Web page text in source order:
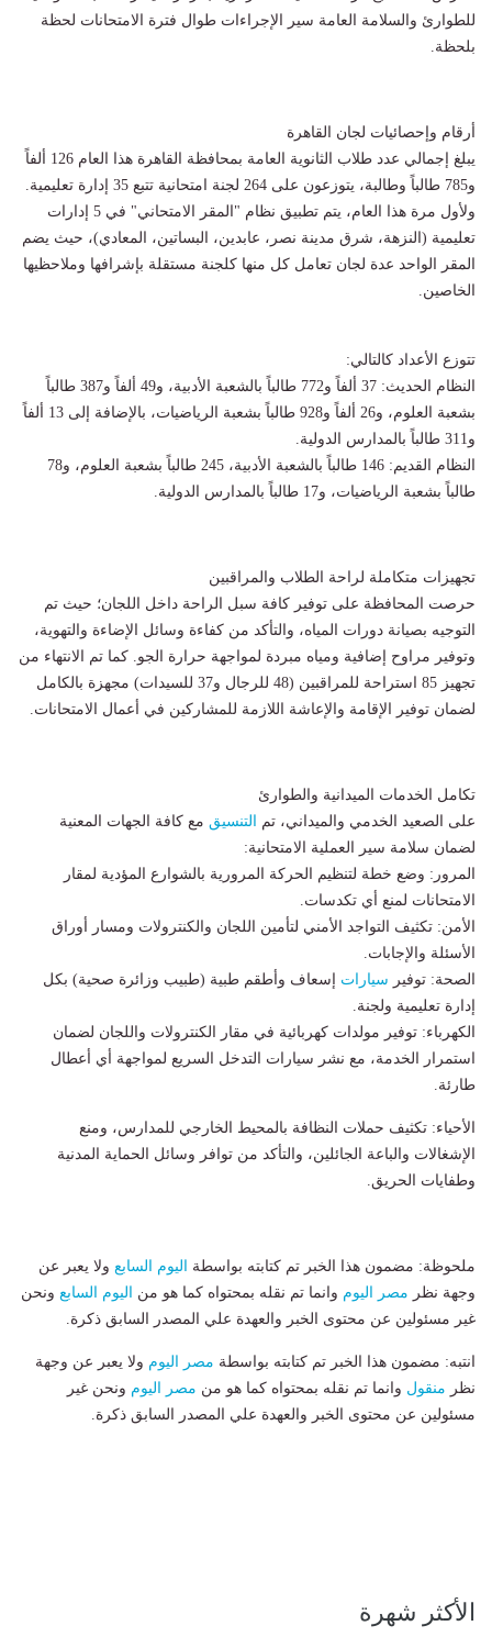
للطوارئ والسلامة العامة سير الإجراءات طوال فترة الامتحانات لحظة
بلحظة.
​أرقام وإحصائيات لجان القاهرة
​يبلغ إجمالي عدد طلاب الثانوية العامة بمحافظة القاهرة هذا العام 126 ألفاً
و785 طالباً وطالبة، يتوزعون على 264 لجنة امتحانية تتبع 35 إدارة تعليمية.
ولأول مرة هذا العام، يتم تطبيق نظام "المقر الامتحاني" في 5 إدارات
تعليمية (النزهة، شرق مدينة نصر، عابدين، البساتين، المعادي)، حيث يضم
المقر الواحد عدة لجان تعامل كل منها كلجنة مستقلة بإشرافها وملاحظيها
الخاصين.
​تتوزع الأعداد كالتالي:
​النظام الحديث: 37 ألفاً و772 طالباً بالشعبة الأدبية، و49 ألفاً و387 طالباً
بشعبة العلوم، و26 ألفاً و928 طالباً بشعبة الرياضيات، بالإضافة إلى 13 ألفاً
و311 طالباً بالمدارس الدولية.
​النظام القديم: 146 طالباً بالشعبة الأدبية، 245 طالباً بشعبة العلوم، و78
طالباً بشعبة الرياضيات، و17 طالباً بالمدارس الدولية.
​تجهيزات متكاملة لراحة الطلاب والمراقبين
​حرصت المحافظة على توفير كافة سبل الراحة داخل اللجان؛ حيث تم
التوجيه بصيانة دورات المياه، والتأكد من كفاءة وسائل الإضاءة والتهوية،
وتوفير مراوح إضافية ومياه مبردة لمواجهة حرارة الجو. كما تم الانتهاء من
تجهيز 85 استراحة للمراقبين (48 للرجال و37 للسيدات) مجهزة بالكامل
لضمان توفير الإقامة والإعاشة اللازمة للمشاركين في أعمال الامتحانات.
​تكامل الخدمات الميدانية والطوارئ
​على الصعيد الخدمي والميداني، تم التنسيق مع كافة الجهات المعنية
لضمان سلامة سير العملية الامتحانية:
​المرور: وضع خطة لتنظيم الحركة المرورية بالشوارع المؤدية لمقار
الامتحانات لمنع أي تكدسات.
​الأمن: تكثيف التواجد الأمني لتأمين اللجان والكنترولات ومسار أوراق
الأسئلة والإجابات.
​الصحة: توفير سيارات إسعاف وأطقم طبية (طبيب وزائرة صحية) بكل
إدارة تعليمية ولجنة.
​الكهرباء: توفير مولدات كهربائية في مقار الكنترولات واللجان لضمان
استمرار الخدمة، مع نشر سيارات التدخل السريع لمواجهة أي أعطال
طارئة.
​الأحياء: تكثيف حملات النظافة بالمحيط الخارجي للمدارس، ومنع
الإشغالات والباعة الجائلين، والتأكد من توافر وسائل الحماية المدنية
وطفايات الحريق.
ملحوظة: مضمون هذا الخبر تم كتابته بواسطة اليوم السابع ولا يعبر عن
وجهة نظر مصر اليوم وانما تم نقله بمحتواه كما هو من اليوم السابع ونحن
غير مسئولين عن محتوى الخبر والعهدة علي المصدر السابق ذكرة.
انتبه: مضمون هذا الخبر تم كتابته بواسطة مصر اليوم ولا يعبر عن وجهة
نظر منقول وانما تم نقله بمحتواه كما هو من مصر اليوم ونحن غير
مسئولين عن محتوى الخبر والعهدة علي المصدر السابق ذكرة.
الأكثر شهرة